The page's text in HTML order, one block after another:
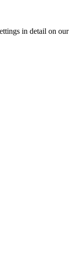
in detail on our